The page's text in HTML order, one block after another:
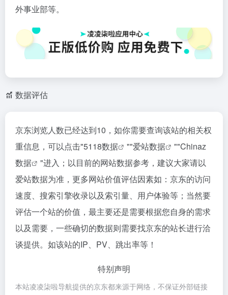
外事业部等。
数据评估
京东浏览人数已经达到10，如你需要查询该站的相关权
重信息，可以点击"5118数据 ""爱站数据 ""Chinaz
数据
"进入；以目前的网站数据参考，建议大家请以
爱站数据为准，更多网站价值评估因素如：京东的访问
速度、搜索引擎收录以及索引量、用户体验等；当然要
评估一个站的价值，最主要还是需要根据您自身的需求
以及需要，一些确切的数据则需要找京东的站长进行洽
谈提供。如该站的IP、PV、跳出率等！
特别声明
本站凌凌柒啦导航提供的京东都来源于网络，不保证外部链接